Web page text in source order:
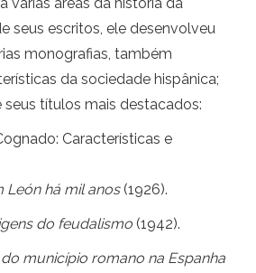
seus escritos, ele desenvolveu
monografias, também
da sociedade hispânica;
seus títulos mais destacados:
Características e
León há mil anos (1926).
do feudalismo (1942).
município romano na Espanha